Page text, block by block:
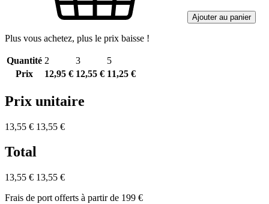
Ajouter au panier
Plus vous achetez, plus le prix baisse !
Quantité 2 3
5
Prix
12,95 € 12,55 € 11,25 €
Prix unitaire
13,55 € 13,55 €
Total
13,55 € 13,55 €
Frais de port offerts à partir de 199 €